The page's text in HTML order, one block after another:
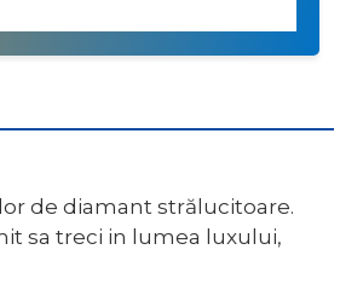
de diamant strălucitoare.
sa treci in lumea luxului,